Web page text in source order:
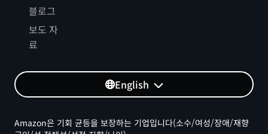
블로그
보도 자
료
English
Amazon은 기회 균등을 보장하는 기업입니다(소수/여성/장애/재향